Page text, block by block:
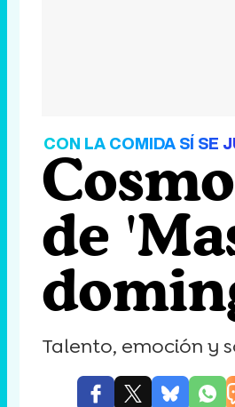
CON LA COMIDA SÍ SE
de
Talento, emoción y